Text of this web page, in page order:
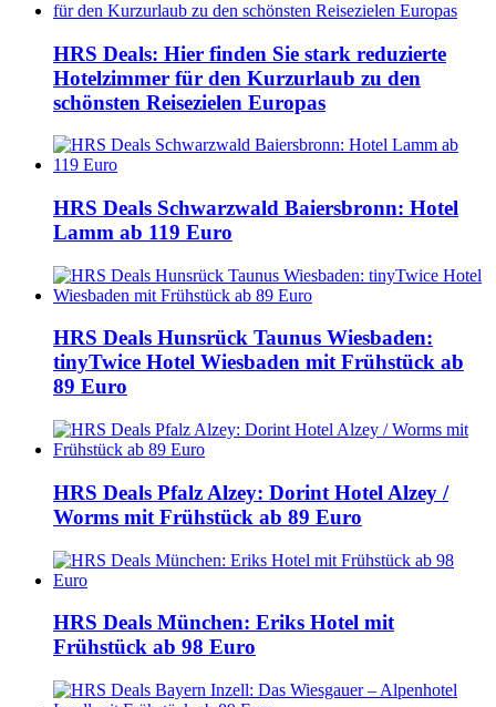
HRS Deals: Hier finden Sie stark reduzierte
Hotelzimmer für den Kurzurlaub zu den
schönsten Reisezielen Europas
HRS Deals Schwarzwald Baiersbronn: Hotel
Lamm ab 119 Euro
HRS Deals Hunsrück Taunus Wiesbaden:
tinyTwice Hotel Wiesbaden mit Frühstück ab
89 Euro
HRS Deals Pfalz Alzey: Dorint Hotel Alzey /
Worms mit Frühstück ab 89 Euro
HRS Deals München: Eriks Hotel mit
Frühstück ab 98 Euro